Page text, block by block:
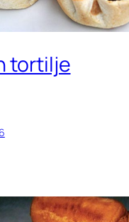
tortilje